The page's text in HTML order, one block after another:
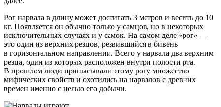
Рог нарвала в длину может достигать 3 метров и весить до 10
кг. Появляется он обычно только у самцов, но в некоторых
исключительных случаях и у самок. На самом деле «рог» —
это один из верхних резцов, резвившийся в бивень
в горизонтальном направлении. Всего у нарвала два верхним
резца, один из которых расположен внутри полости рта.
В прошлом люди припысывали этому рогу множество
мифических свойств и охотились на нарвалов с древних
времен именно с целью его добычи.